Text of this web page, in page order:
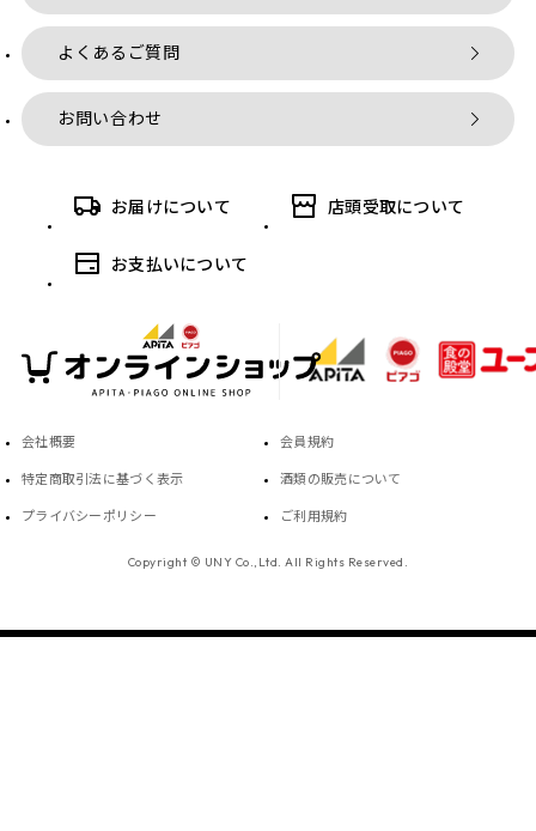
よくあるご質問
お問い合わせ
お届けについて 店頭受取について
お支払いについて
会社概要 会員規約
特定商取引法に基づく表示 酒類の販売について
プライバシーポリシー ご利用規約
Copyright © UNY Co.,Ltd. All Rights Reserved.